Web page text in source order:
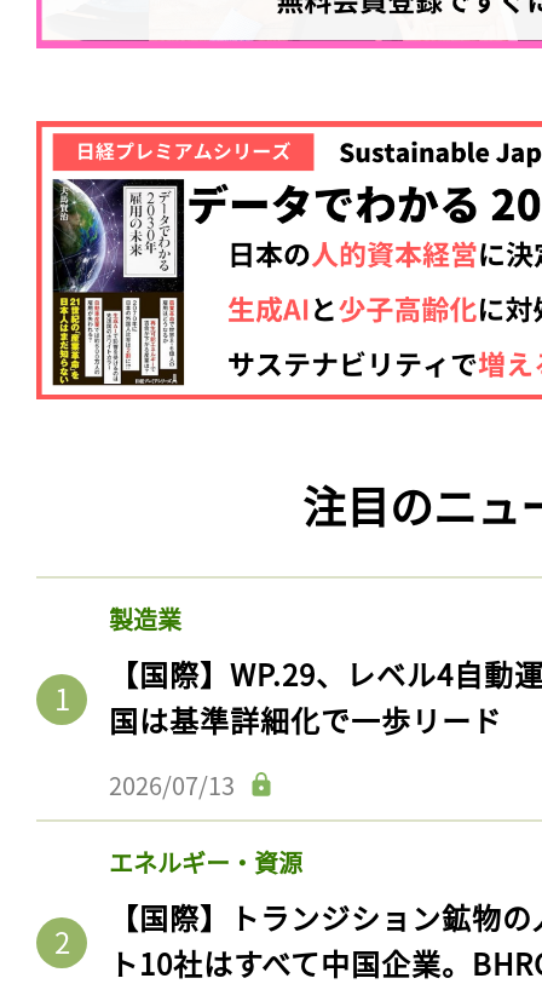
注目のニュ
製造業
【国際】WP.29、レベル4自動
国は基準詳細化で一歩リード
2026/07/13
エネルギー・資源
【国際】トランジション鉱物
ト10社はすべて中国企業。